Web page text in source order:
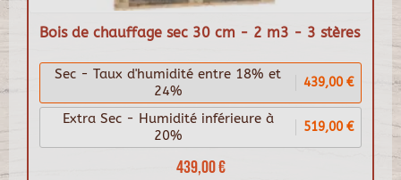
Bois de chauffage sec 30 cm - 2 m3 - 3 stères
439,00 €
Sec - Taux d'humidité entre 18% et
24%
439,00 €
Extra Sec - Humidité inférieure à
20%
519,00 €